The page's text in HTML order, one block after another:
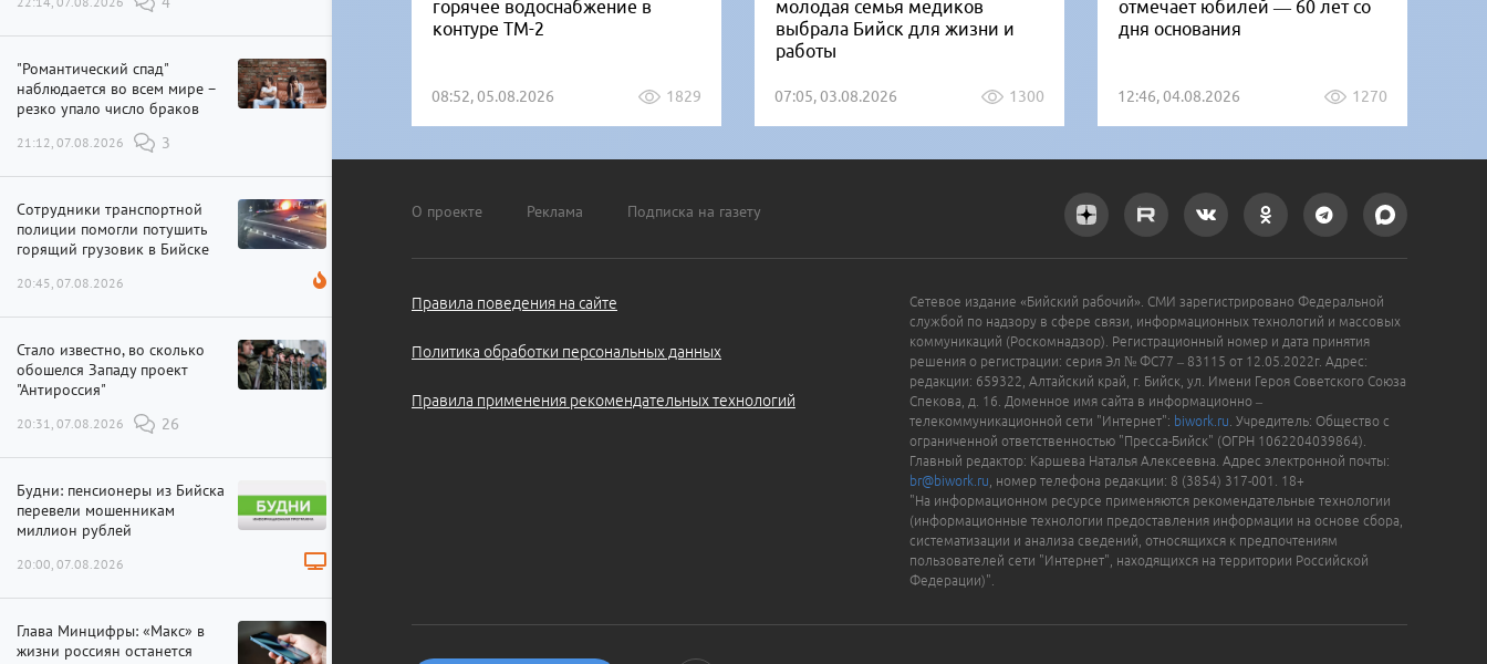
"Романтический спад"
наблюдается во всем мире –
резко упало число браков
21:12, 07.08.2026 3
Сотрудники транспортной
полиции помогли потушить
горящий грузовик в Бийске
20:45, 07.08.2026
Стало известно, во сколько
обошелся Западу проект
"Антироссия"
20:31, 07.08.2026 26
Будни: пенсионеры из Бийска
перевели мошенникам
миллион рублей
20:00, 07.08.2026
Глава Минцифры: «Макс» в
жизни россиян останется
горячее водоснабжение в
контуре ТМ-2
08:52, 05.08.2026 1829
молодая семья медиков
выбрала Бийск для жизни и
работы
07:05, 03.08.2026 1300
отмечает юбилей — 60 лет со
дня основания
12:46, 04.08.2026 1270
О проекте Реклама Подписка на газету
Правила поведения на сайте
Политика обработки персональных данных
Правила применения рекомендательных технологий
Сетевое издание «Бийский рабочий». СМИ зарегистрировано Федеральной
службой по надзору в сфере связи, информационных технологий и массовых
коммуникаций (Роскомнадзор). Регистрационный номер и дата принятия
решения о регистрации: серия Эл № ФС77 – 83115 от 12.05.2022г. Адрес:
редакции: 659322, Алтайский край, г. Бийск, ул. Имени Героя Советского Союза
Спекова, д. 16. Доменное имя сайта в информационно –
телекоммуникационной сети "Интернет": biwork.ru . Учредитель: Общество с
ограниченной ответственностью "Пресса-Бийск" (ОГРН 1062204039864).
Главный редактор: Каршева Наталья Алексеевна. Адрес электронной почты:
br@biwork.ru , номер телефона редакции: 8 (3854) 317-001. 18+
"На информационном ресурсе применяются рекомендательные технологии
(информационные технологии предоставления информации на основе сбора,
систематизации и анализа сведений, относящихся к предпочтениям
пользователей сети "Интернет", находящихся на территории Российской
Федерации)".